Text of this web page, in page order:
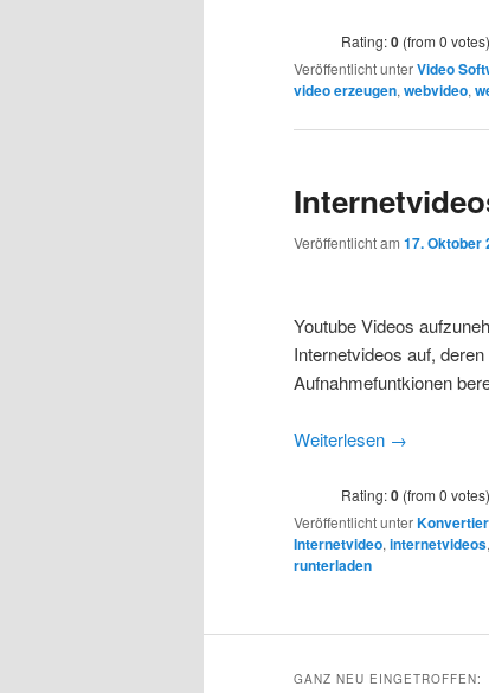
Rating:0 (from 0 votes)
Veröffentlicht unterVideo
video erzeugen, webvideo,
Veröffentlicht am 17. Oktober
Youtube Videos
Internetvideos auf,
Aufnahmefuntkionen
Weiterlesen →
Rating:0 (from 0 votes)
Veröffentlicht unter
Internetvideo, internetvideos,
runterladen
GANZ NEU EINGETROFFEN: